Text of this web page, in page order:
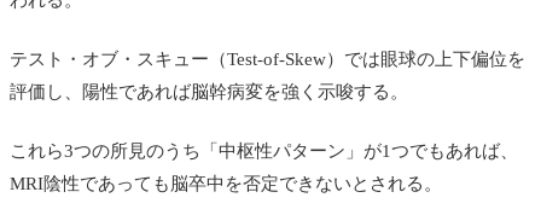
テスト・オブ・スキュー（Test-of-Skew）では眼球の上下偏位を
評価し、陽性であれば脳幹病変を強く示唆する。
これら3つの所見のうち「中枢性パターン」が1つでもあれば、
MRI陰性であっても脳卒中を否定できないとされる。